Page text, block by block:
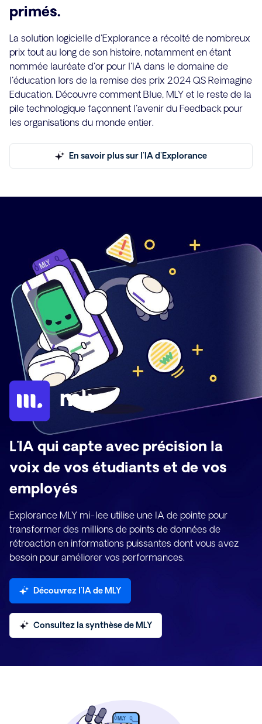
primés.
La solution logicielle d'Explorance a récolté de nombreux
prix tout au long de son histoire, notamment en étant
nommée lauréate d'or pour l'IA dans le domaine de
l'éducation lors de la remise des prix 2024 QS Reimagine
Education. Découvre comment Blue, MLY et le reste de la
pile technologique façonnent l'avenir du Feedback pour
les organisations du monde entier.
En savoir plus sur l'IA d'Explorance
L'IA qui capte avec précision la
voix de vos étudiants et de vos
employés
Explorance MLY mi-lee utilise une IA de pointe pour
transformer des millions de points de données de
rétroaction en informations puissantes dont vous avez
besoin pour améliorer vos performances.
Découvrez l'IA de MLY
Consultez la synthèse de MLY